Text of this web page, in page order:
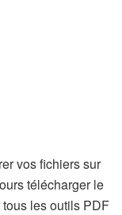
vos fichiers sur
télécharger le
les outils PDF